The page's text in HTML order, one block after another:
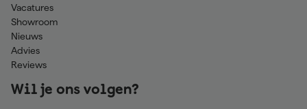
Vacatures
Showroom
Nieuws
Advies
Reviews
Wil je ons volgen?